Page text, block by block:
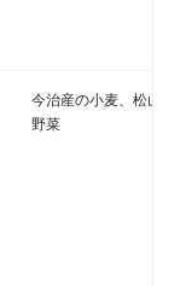
今治産の小麦、松山市
野菜